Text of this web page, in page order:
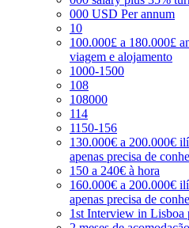
000 USD Per annum
10
100.000£ a 180.000£
viagem e alojamento
1000-1500
108
108000
114
1150-156
130.000€ a 200.000€
apenas precisa de
150 a 240€ à hora
160.000€ a 200.000€
apenas precisa de
1st Interview in Lisboa